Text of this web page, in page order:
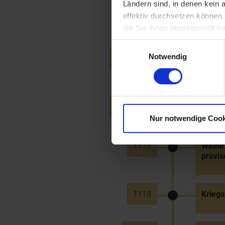
Ländern sind, in denen kein
effektiv durchsetzen
die Sie ihnen bereitgestellt
Notwendig
Nur notwendige
1113
des
12.6.1114
14.6.1114
1116
1118